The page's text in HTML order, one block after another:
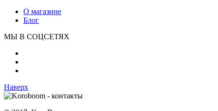
О магазине
Блог
МЫ В СОЦСЕТЯХ
Наверх